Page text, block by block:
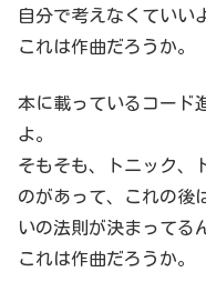
自分で考えなくていい
これは作曲だろうか。
本に載っているコード
よ。
そもそも、トニック、
のがあって、これの後
いの法則が決まってる
これは作曲だろうか。